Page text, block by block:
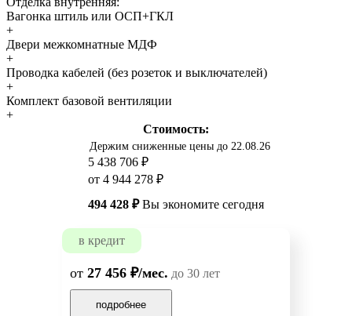
Вагонка штиль или ОСП+ГКЛ
+
Двери межкомнатные МДФ
+
Проводка кабелей (без розеток и выключателей)
+
Комплект базовой вентиляции
+
Стоимость:
Держим сниженные цены до 22.08.26
5 438 706 ₽
от 4 944 278 ₽
494 428 ₽Вы экономите сегодня
в кредит
от 27 456 ₽/мес. до 30 лет
подробнее